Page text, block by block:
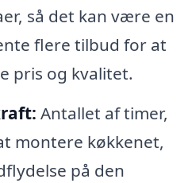
så det kan være en
flere tilbud for at
pris og kvalitet.
Antallet af timer,
montere køkkenet,
på den